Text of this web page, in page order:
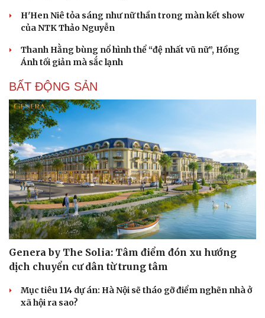
Dinh dưỡng - món ngon
Cây thuốc
Sản phụ khoa
Nhi khoa
Nam khoa
Làm đẹp - giảm cân
Phòng mạch online
Ăn sạch sống khỏe
Blog
H'Hen Niê tỏa sáng như nữ thần trong màn kết show
của NTK Thảo Nguyễn
Thanh Hằng bùng nổ hình thể “đệ nhất vũ nữ”, Hồng
Ánh tối giản mà sắc lạnh
BẤT ĐỘNG SẢN
Genera by The Solia: Tâm điểm đón xu hướng
dịch chuyển cư dân từ trung tâm
Mục tiêu 114 dự án: Hà Nội sẽ tháo gỡ điểm nghẽn nhà ở
xã hội ra sao?